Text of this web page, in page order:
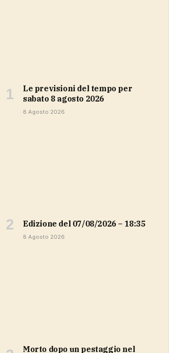
Le previsioni del tempo per
sabato 8 agosto 2026
8 Agosto 2026
Edizione del 07/08/2026 – 18:35
8 Agosto 2026
Morto dopo un pestaggio nel